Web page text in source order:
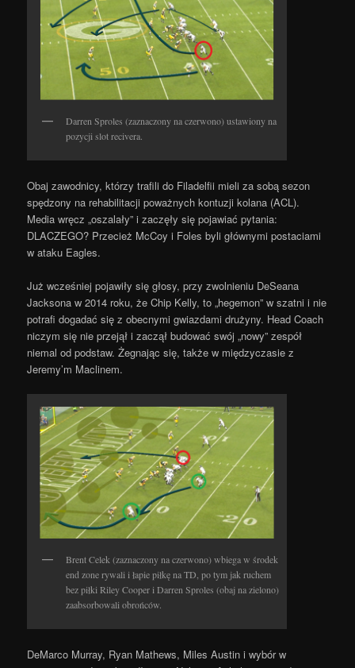
Darren Sproles (zaznaczony na czerwono) ustawiony na
pozycji slot recivera.
Obaj zawodnicy, którzy trafili do Filadelfii mieli za sobą sezon
spędzony na rehabilitacji poważnych kontuzji kolana (ACL).
Media wręcz „oszalały” i zaczęły się pojawiać pytania:
DLACZEGO? Przecież McCoy i Foles byli głównymi postaciami
w ataku Eagles.
Już wcześniej pojawiły się głosy, przy zwolnieniu DeSeana
Jacksona w 2014 roku, że Chip Kelly, to „hegemon” w szatni i nie
potrafi dogadać się z obecnymi gwiazdami drużyny. Head Coach
niczym się nie przejął i zaczął budować swój „nowy” zespół
niemal od podstaw. Żegnając się, także w międzyczasie z
Jeremy’m Maclinem.
Brent Celek (zaznaczony na czerwono) wbiega w środek
end zone rywali i łapie piłkę na TD, po tym jak ruchem
bez piłki Riley Cooper i Darren Sproles (obaj na zielono)
zaabsorbowali obrońców.
DeMarco Murray, Ryan Mathews, Miles Austin i wybór w